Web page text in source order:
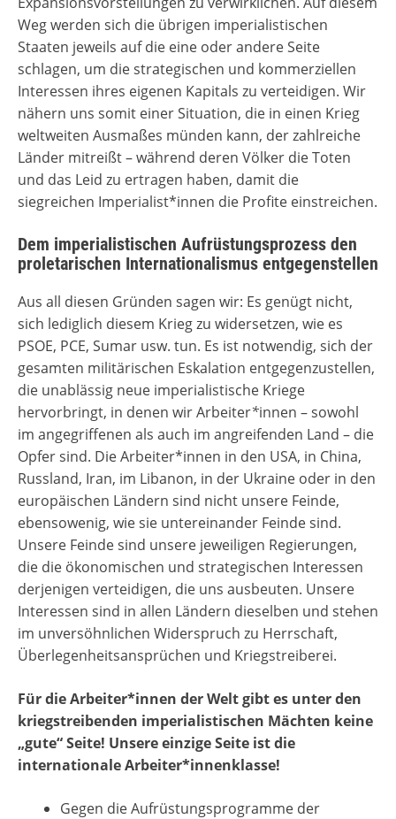
Weg werden sich die übrigen imperialistischen
Staaten jeweils auf die eine oder andere Seite
schlagen, um die strategischen und kommerziellen
Interessen ihres eigenen Kapitals zu verteidigen. Wir
nähern uns somit einer Situation, die in einen Krieg
weltweiten Ausmaßes münden kann, der zahlreiche
Länder mitreißt – während deren Völker die Toten
und das Leid zu ertragen haben, damit die
siegreichen Imperialist*innen die Profite einstreichen.
Dem imperialistischen Aufrüstungsprozess den
proletarischen Internationalismus entgegenstellen
Aus all diesen Gründen sagen wir: Es genügt nicht,
sich lediglich diesem Krieg zu widersetzen, wie es
PSOE, PCE, Sumar usw. tun. Es ist notwendig, sich der
gesamten militärischen Eskalation entgegenzustellen,
die unablässig neue imperialistische Kriege
hervorbringt, in denen wir Arbeiter*innen – sowohl
im angegriffenen als auch im angreifenden Land – die
Opfer sind. Die Arbeiter*innen in den USA, in China,
Russland, Iran, im Libanon, in der Ukraine oder in den
europäischen Ländern sind nicht unsere Feinde,
ebensowenig, wie sie untereinander Feinde sind.
Unsere Feinde sind unsere jeweiligen Regierungen,
die die ökonomischen und strategischen Interessen
derjenigen verteidigen, die uns ausbeuten. Unsere
Interessen sind in allen Ländern dieselben und stehen
im unversöhnlichen Widerspruch zu Herrschaft,
Überlegenheitsansprüchen und Kriegstreiberei.
Für die Arbeiter*innen der Welt gibt es unter den
kriegstreibenden imperialistischen Mächten keine
„gute“ Seite! Unsere einzige Seite ist die
internationale Arbeiter*innenklasse!
Gegen die Aufrüstungsprogramme der